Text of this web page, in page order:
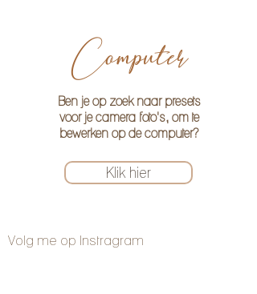
Ben je op zoek naar presets
voor je camera foto's, om te
bewerken op de computer?
Klik hier
Computer
Volg me op Instragram